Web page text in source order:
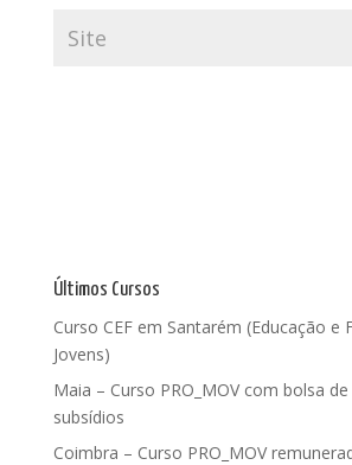
Últimos Cursos
Curso CEF em Santarém (Educação e
Jovens)
Maia – Curso PRO_MOV com bolsa
subsídios
Coimbra – Curso PRO_MOV